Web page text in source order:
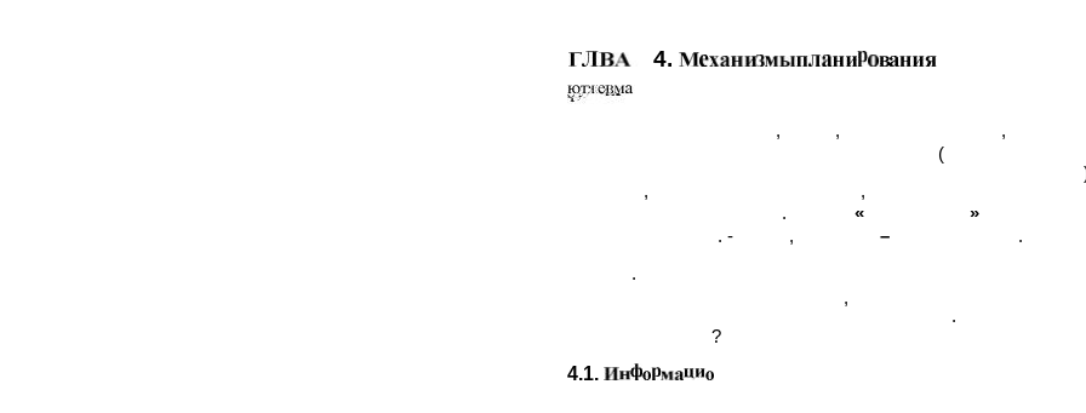
4.
, , ,
(
,
,
.
«
»
. -
, –
.
.
,
.
?
4.1.